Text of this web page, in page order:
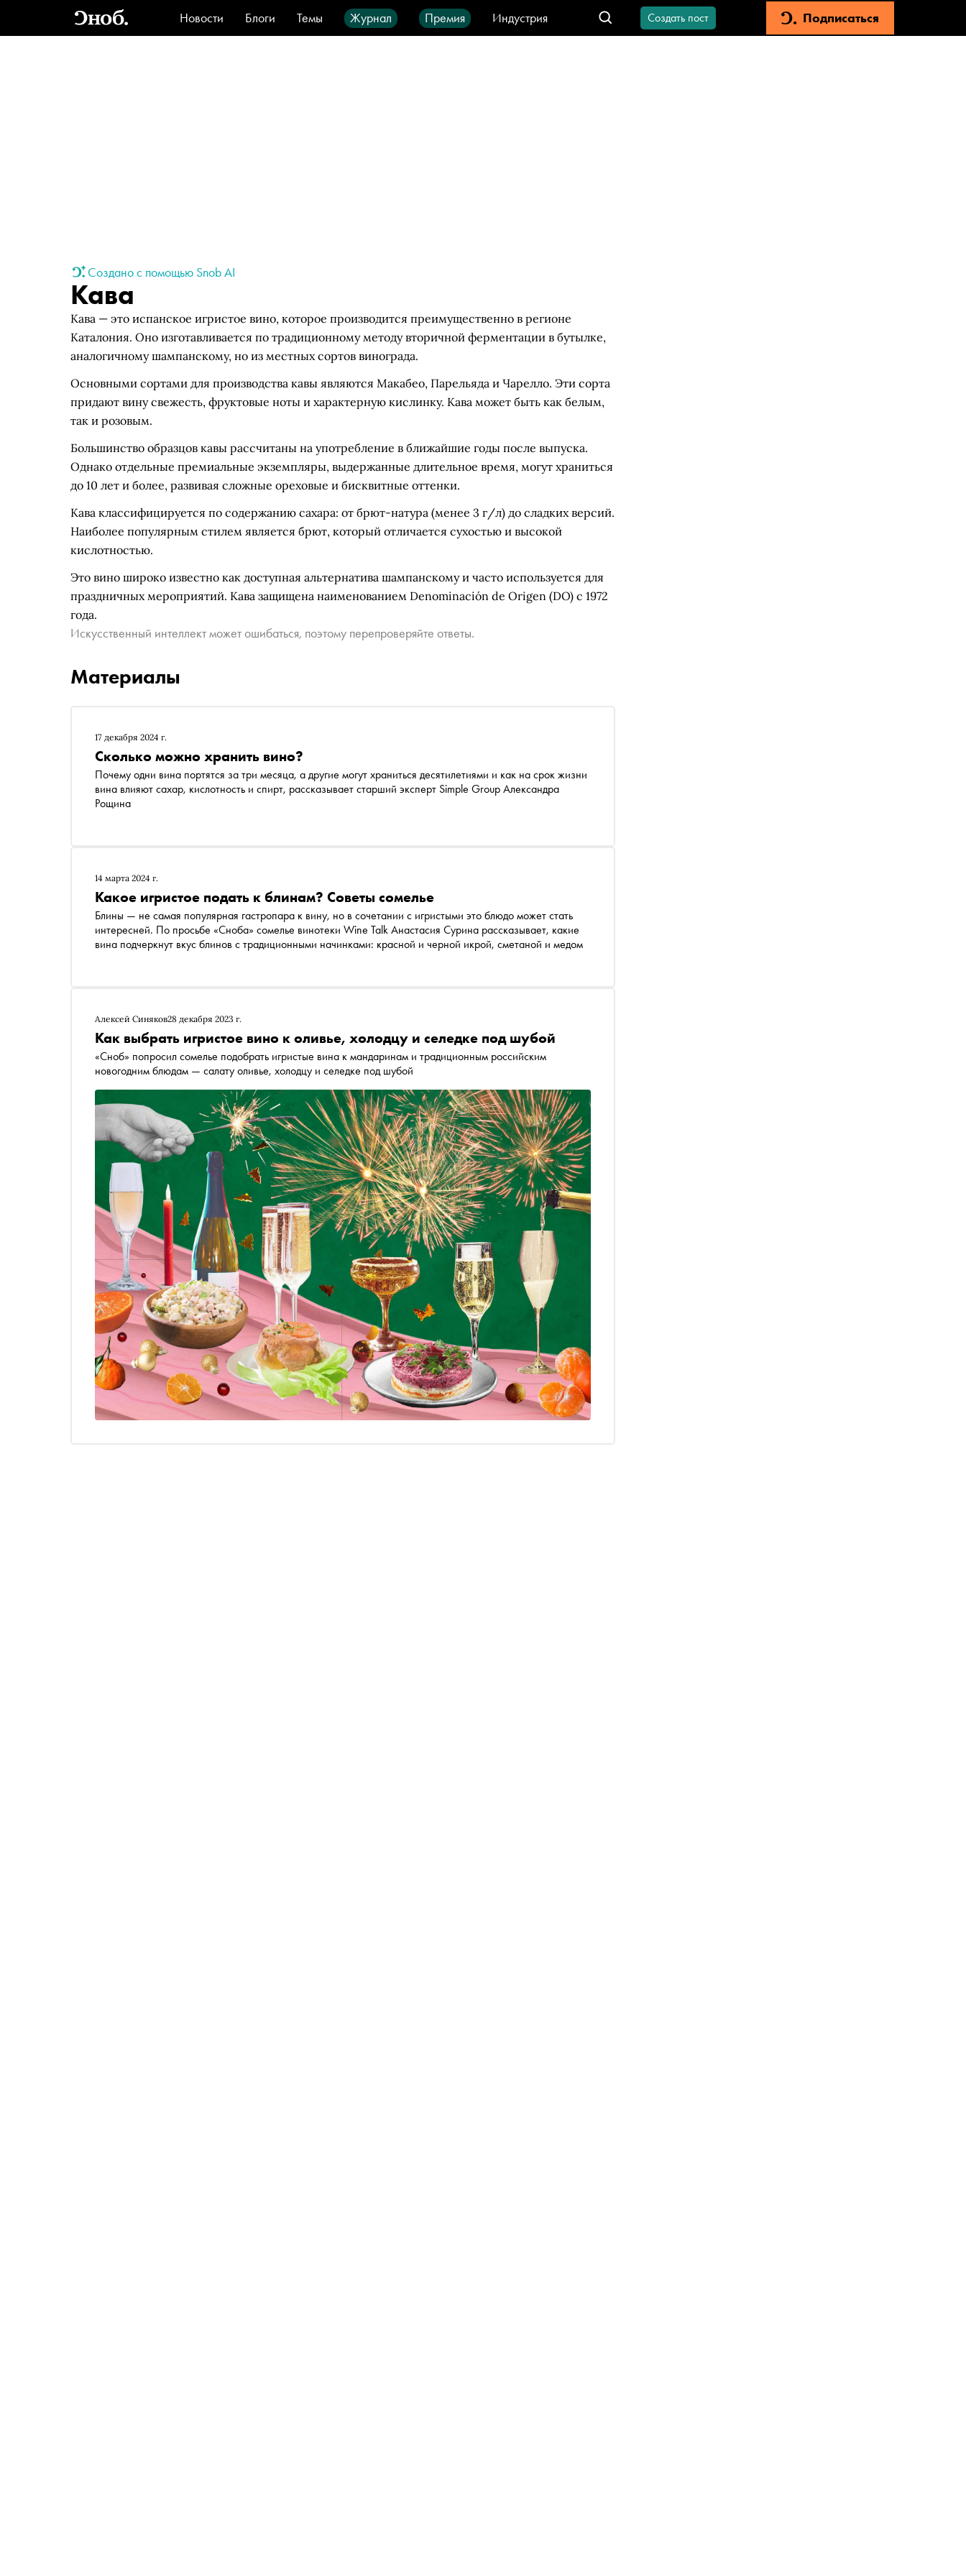
Новости Блоги Темы Журнал Премия
Индустрия
Стиль
Видео Город IT-продукты
Создать пост Подписаться
Создано с помощью Snob AI
Кава
Кава — это испанское игристое вино, которое производится преимущественно в регионе
Каталония. Оно изготавливается по традиционному методу вторичной ферментации в бутылке,
аналогичному шампанскому, но из местных сортов винограда.
Основными сортами для производства кавы являются Макабео, Парельяда и Чарелло. Эти сорта
придают вину свежесть, фруктовые ноты и характерную кислинку. Кава может быть как белым,
так и розовым.
Большинство образцов кавы рассчитаны на употребление в ближайшие годы после выпуска.
Однако отдельные премиальные экземпляры, выдержанные длительное время, могут храниться
до 10 лет и более, развивая сложные ореховые и бисквитные оттенки.
Кава классифицируется по содержанию сахара: от брют-натура (менее 3 г/л) до сладких версий.
Наиболее популярным стилем является брют, который отличается сухостью и высокой
кислотностью.
Это вино широко известно как доступная альтернатива шампанскому и часто используется для
праздничных мероприятий. Кава защищена наименованием Denominación de Origen (DO) с 1972
года.
Искусственный интеллект может ошибаться, поэтому перепроверяйте ответы.
Материалы
17 декабря 2024 г.
Сколько можно хранить вино?
Почему одни вина портятся за три месяца, а другие могут храниться десятилетиями и как на срок жизни
вина влияют сахар, кислотность и спирт, рассказывает старший эксперт Simple Group Александра
Рощина
14 марта 2024 г.
Какое игристое подать к блинам? Советы сомелье
Блины — не самая популярная гастропара к вину, но в сочетании с игристыми это блюдо может стать
интересней. По просьбе «Сноба» сомелье винотеки Wine Talk Анастасия Сурина рассказывает, какие
вина подчеркнут вкус блинов с традиционными начинками: красной и черной икрой, сметаной и медом
Алексей Синяков28 декабря 2023 г.
Как выбрать игристое вино к оливье, холодцу и селедке под шубой
«Сноб» попросил сомелье подобрать игристые вина к мандаринам и традиционным российским
новогодним блюдам — салату оливье, холодцу и селедке под шубой